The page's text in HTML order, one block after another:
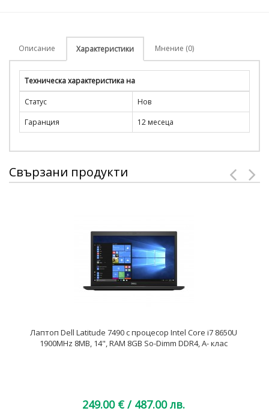
Описание Характеристики Мнение (0)
Техническа характеристика на
Статус
Нов
Гаранция
12 месеца
Свързани продукти
Лаптоп Dell Latitude 7490 с процесор Intel Core i7 8650U
1900MHz 8MB, 14", RAM 8GB So-Dimm DDR4, A- клас
249.00 € / 487.00 лв.